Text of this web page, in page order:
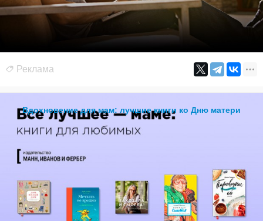
Реклама
Вдохновение для мам: лучшие книги ко Дню матери